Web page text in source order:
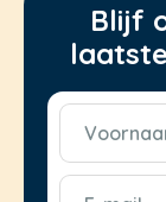
Blijf
Voornaam
(Vereist)
E-